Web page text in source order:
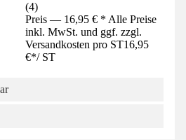
(4)
Preis — 16,95 € * Alle Preise
inkl. MwSt. und ggf. zzgl.
Versandkosten pro ST16,95
€*/ ST